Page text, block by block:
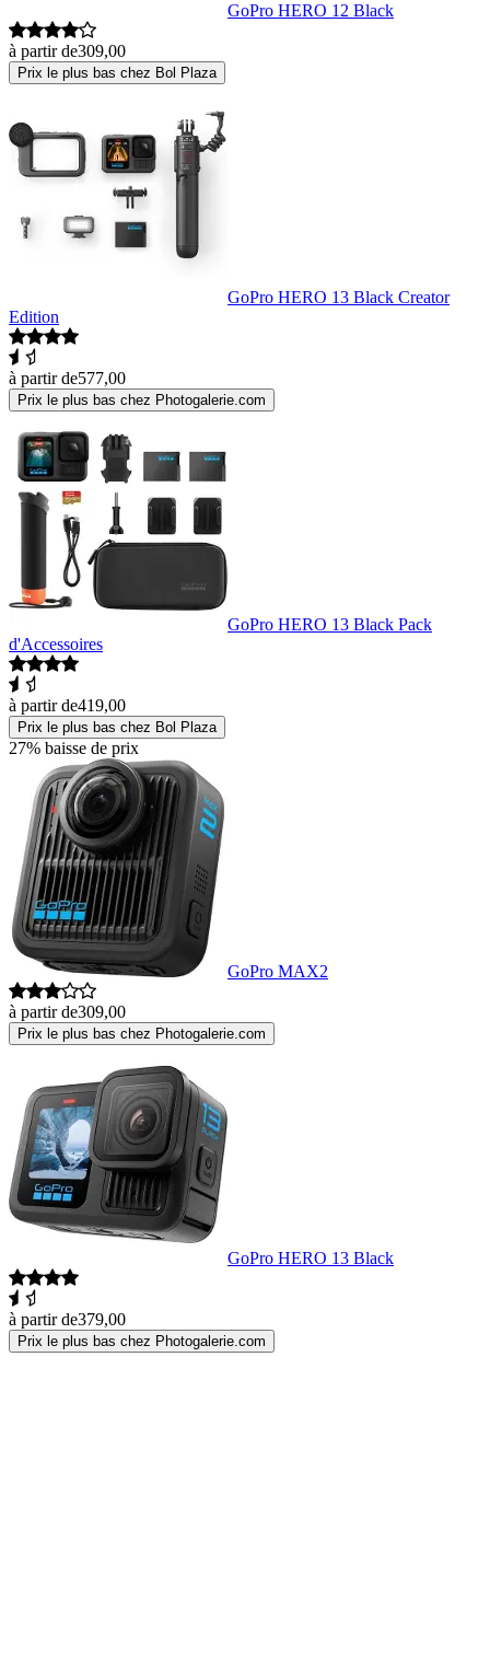
GoPro HERO 12 Black
à partir de309,00
Prix le plus bas chez Bol Plaza
GoPro HERO 13 Black Creator
Edition
à partir de577,00
Prix le plus bas chez Photogalerie.com
GoPro HERO 13 Black Pack
d'Accessoires
à partir de419,00
Prix le plus bas chez Bol Plaza
27% baisse de prix
GoPro MAX2
à partir de309,00
Prix le plus bas chez Photogalerie.com
GoPro HERO 13 Black
à partir de379,00
Prix le plus bas chez Photogalerie.com